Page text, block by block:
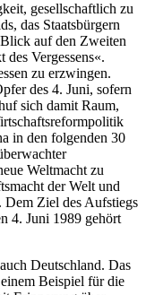
gesellschaftlich zu
das Staatsbürgern
auf den Zweiten
Vergessens«.
zu erzwingen.
des 4. Juni, sofern
sich damit Raum,
in den folgenden 30
Weltmacht zu
der Welt und
Dem Ziel des Aufstiegs
4. Juni 1989 gehört
Deutschland. Das
Beispiel für die